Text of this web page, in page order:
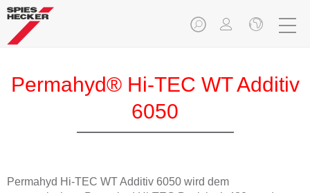
Permahyd® Hi-TEC WT Additiv
6050
Permahyd Hi-TEC WT Additiv 6050 wird dem